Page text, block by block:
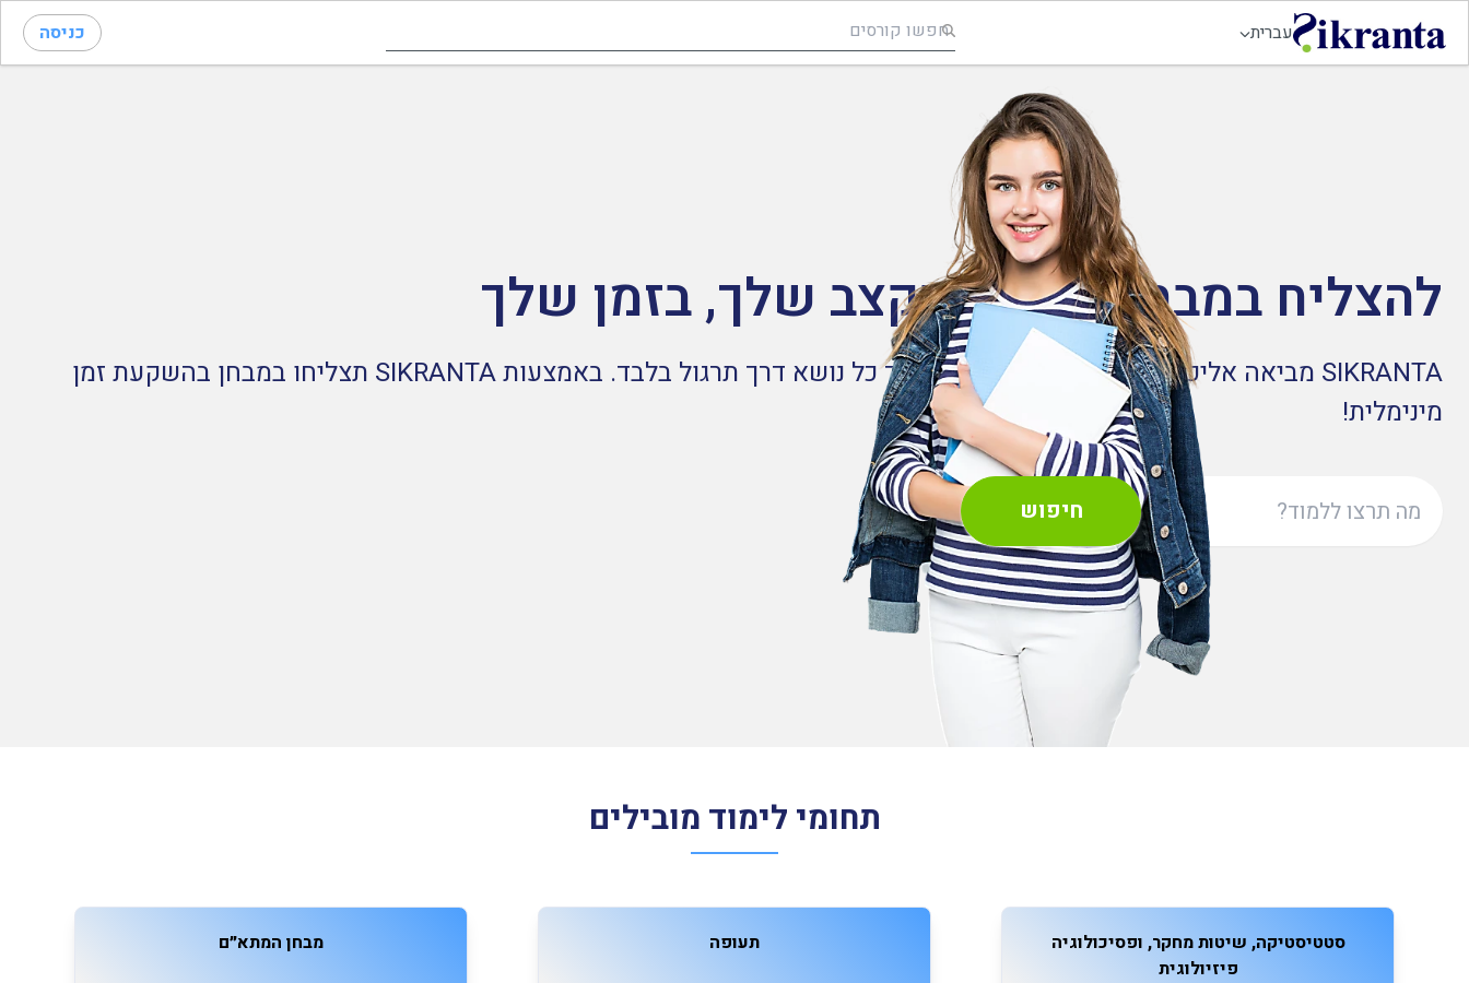
עברית כניסה
להצליח במבחן בקלות, בקצב שלך, בזמן שלך
SIKRANTA מביאה אליכם את השיטה המוכחת ללמוד כל נושא דרך תרגול בלבד. באמצעות SIKRANTA תצליחו במבחן בהשקעת זמן
מינימלית!
חיפוש
תחומי לימוד מובילים
סטטיסטיקה, שיטות מחקר, ופסיכולוגיה
פיזיולוגית
תעופה מבחן המתא״ם